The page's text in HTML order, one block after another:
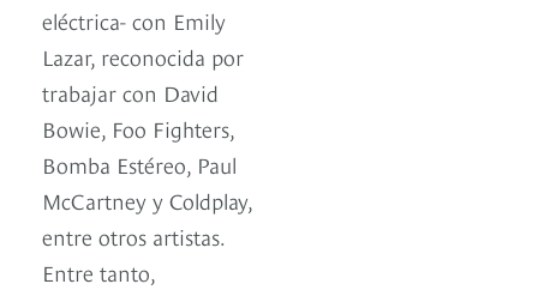
eléctrica- con Emily
Lazar, reconocida por
trabajar con David
Bowie, Foo Fighters,
Bomba Estéreo, Paul
McCartney y Coldplay,
entre otros artistas.
Entre tanto,